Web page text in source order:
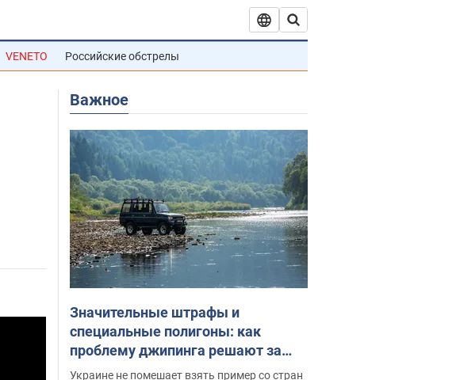
VENETO Российские обстрелы
Важное
Значительные штрафы и
специальные полигоны: как
проблему джипинга решают за
границей
Украине не помешает взять пример со стран